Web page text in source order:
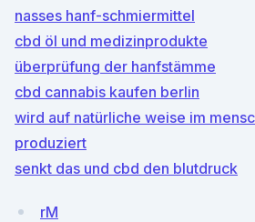
nasses hanf-schmiermittel
cbd öl und medizinprodukte
überprüfung der hanfstämme
cbd cannabis kaufen berlin
wird auf natürliche weise im
produziert
senkt das und cbd den blutdruck
rM